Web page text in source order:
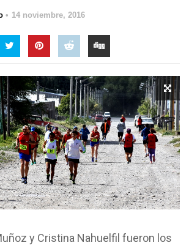
14 noviembre, 2016
y Cristina Nahuelfil fueron los